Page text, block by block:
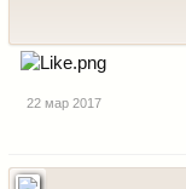
22 мар 2017